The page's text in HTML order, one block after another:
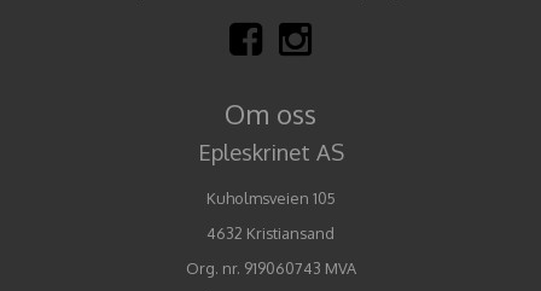
Om oss
Epleskrinet AS
Kuholmsveien 105
4632 Kristiansand
Org. nr. 919060743 MVA